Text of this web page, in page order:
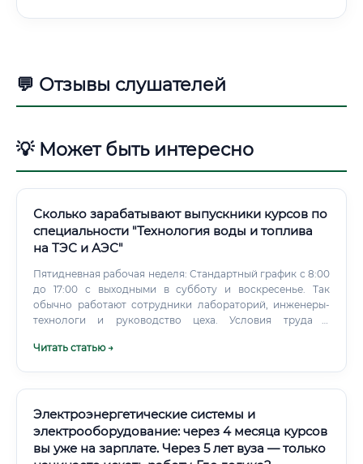
💬 Отзывы слушателей
💡 Может быть интересно
Сколько зарабатывают выпускники курсов по
специальности "Технология воды и топлива
на ТЭС и АЭС"
Пятидневная рабочая неделя: Стандартный график с 8:00
до 17:00 с выходными в субботу и воскресенье. Так
обычно работают сотрудники лабораторий, инженеры-
технологи и руководство цеха. Условия труда в
объекте повышенной опасности.
Читать статью →
Электроэнергетические системы и
электрооборудование: через 4 месяца курсов
вы уже на зарплате. Через 5 лет вуза — только